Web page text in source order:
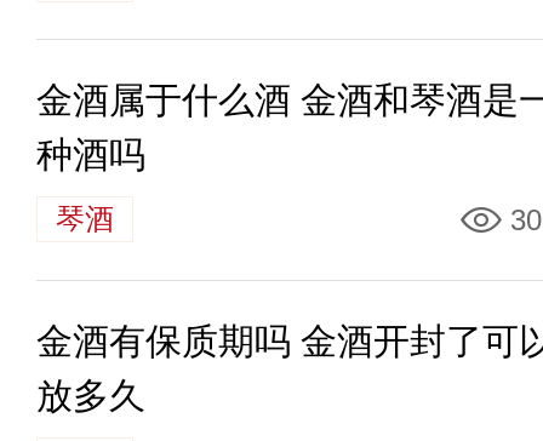
金酒属于什么酒 金酒和琴酒是
种酒吗
琴酒
金酒有保质期吗 金酒开封了可
放多久